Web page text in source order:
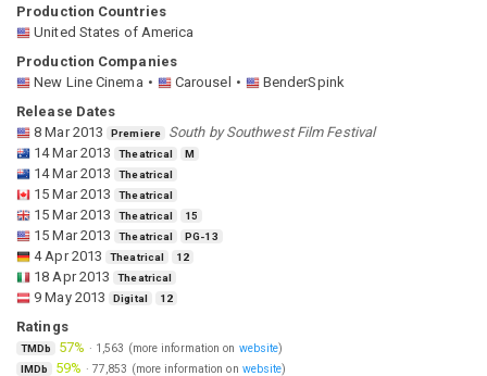
Production Countries
United States of America
Production Companies
New Line Cinema
Carousel
BenderSpink
Release Dates
8 Mar 2013
Premiere
South by Southwest Film Festival
14 Mar 2013
Theatrical M
14 Mar 2013 Theatrical
15 Mar 2013 Theatrical
15 Mar 2013 Theatrical 15
15 Mar 2013 Theatrical PG-13
4 Apr 2013 Theatrical 12
18 Apr 2013 Theatrical
9 May 2013 Digital 12
Ratings
TMDb 57% · 1,563 (more information on website)
IMDb 59% · 77,853 (more information on website)